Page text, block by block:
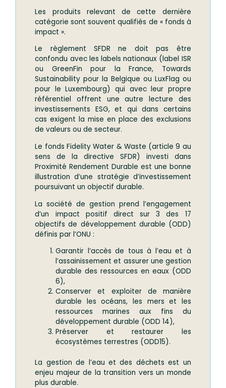
Les produits relevant de cette dernière
catégorie sont souvent qualifiés de « fonds à
impact ».
Le règlement SFDR ne doit pas être
confondu avec les labels nationaux (label ISR
ou GreenFin pour la France, Towards
Sustainability pour la Belgique ou LuxFlag ou
pour le Luxembourg) qui avec leur propre
référentiel offrent une autre lecture des
investissements ESG, et qui dans certains
cas exigent la mise en place des exclusions
de valeurs ou de secteur.
Le fonds Fidelity Water & Waste (article 9 au
sens de la directive SFDR) investi dans
Proximité Rendement Durable est une bonne
illustration d’une stratégie d’investissement
poursuivant un objectif durable.
La société de gestion prend l’engagement
d’un impact positif direct sur 3 des 17
objectifs de développement durable (ODD)
définis par l’ONU :
Garantir l’accès de tous à l’eau et à
l’assainissement et assurer une gestion
durable des ressources en eaux (ODD
6),
Conserver et exploiter de manière
durable les océans, les mers et les
ressources marines aux fins du
développement durable (ODD 14),
Préserver et restaurer les
écosystèmes terrestres (ODD15).
La gestion de l’eau et des déchets est un
enjeu majeur de la transition vers un monde
plus durable.